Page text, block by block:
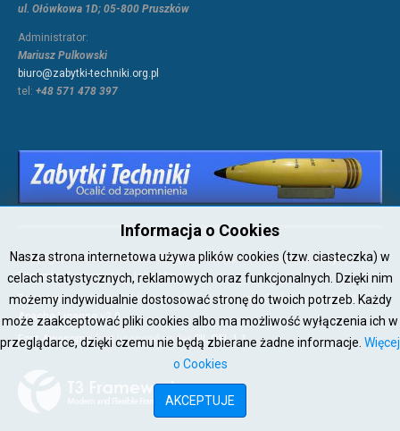
Informacja o Cookies
Nasza strona internetowa używa plików cookies (tzw. ciasteczka) w
celach statystycznych, reklamowych oraz funkcjonalnych. Dzięki nim
możemy indywidualnie dostosować stronę do twoich potrzeb. Każdy
może zaakceptować pliki cookies albo ma możliwość wyłączenia ich w
przeglądarce, dzięki czemu nie będą zbierane żadne informacje. Więcej
o Cookies
AKCEPTUJE
ul. Ołówkowa 1D; 05-800 Pruszków
Administrator:
Mariusz Pulkowski
biuro@zabytki-techniki.org.pl
tel: +48 571 478 397
Copyright © 2026 Joomla!. All Rights Reserved. Powered byZabytki-
Techniki- Designed by JoomlArt.com.
Bootstrapis a front-end framework of Twitter, Inc. Code licensed under
Apache License v2.0 .
Font Awesomefont licensed underSIL OFL 1.1.